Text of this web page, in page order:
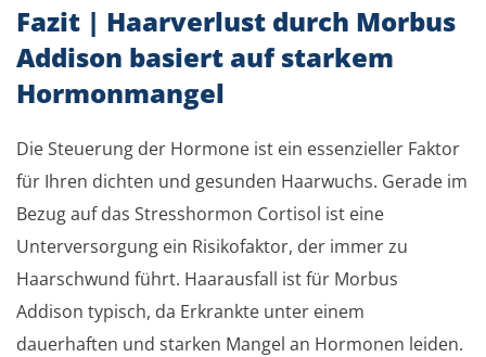
Fazit | Haarverlust durch Morbus
Addison basiert auf starkem
Hormonmangel
Die Steuerung der Hormone ist ein essenzieller Faktor
für Ihren dichten und gesunden Haarwuchs. Gerade im
Bezug auf das Stresshormon Cortisol ist eine
Unterversorgung ein Risikofaktor, der immer zu
Haarschwund führt. Haarausfall ist für Morbus
Addison typisch, da Erkrankte unter einem
dauerhaften und starken Mangel an Hormonen leiden.